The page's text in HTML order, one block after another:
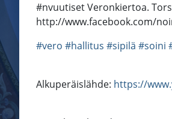
#nvuutiset Veronkiertoa.
http://www.facebook.com/
#vero #hallitus #sipilä #soini
Alkuperäislähde: https://